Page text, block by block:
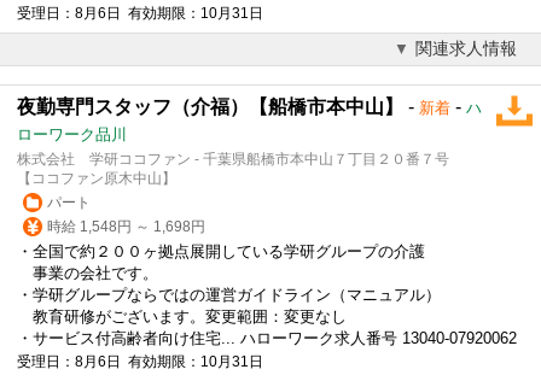
受理日：8月6日 有効期限：10月31日
関連求人情報
夜勤専門スタッフ（介福）【船橋市本中山】 - 新着 - ハ
ローワーク品川
株式会社 学研ココファン - 千葉県船橋市本中山７丁目２０番７号
【ココファン原木中山】
パート
時給 1,548円 ～ 1,698円
・全国で約２００ヶ拠点展開している学研グループの介護
事業の会社です。
・学研グループならではの運営ガイドライン（マニュアル）
教育研修がございます。変更範囲：変更なし
・サービス付高齢者向け住宅... ハローワーク求人番号 13040-07920062
受理日：8月6日 有効期限：10月31日